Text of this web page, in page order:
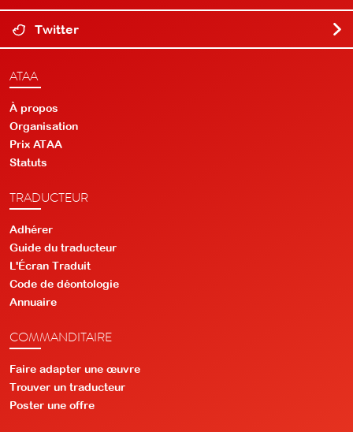
Twitter
ATAA
À propos
Organisation
Prix ATAA
Statuts
TRADUCTEUR
Adhérer
Guide du traducteur
L'Écran Traduit
Code de déontologie
Annuaire
COMMANDITAIRE
Faire adapter une œuvre
Trouver un traducteur
Poster une offre